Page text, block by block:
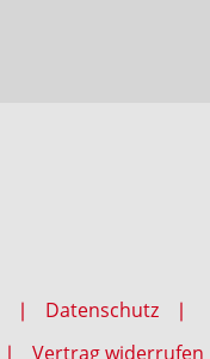
Datenschutz
Vertrag widerrufen